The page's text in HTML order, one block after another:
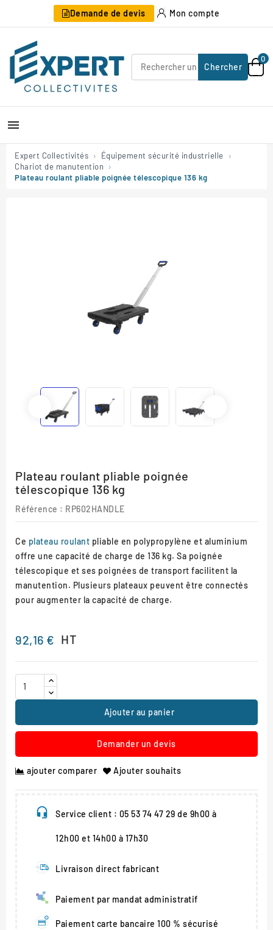
Demande de devis Mon compte
Chercher
0

Expert Collectivités
Équipement sécurité industrielle
Chariot de manutention
Plateau roulant pliable poignée télescopique 136 kg
Plateau roulant pliable poignée
télescopique 136 kg
Référence : RP602HANDLE
Ce plateau roulant pliable en polypropylène et aluminium
offre une capacité de charge de 136 kg. Sa poignée
télescopique et ses poignées de transport facilitent la
manutention. Plusieurs plateaux peuvent être connectés
pour augmenter la capacité de charge.
92,16 € HT
Ajouter au panier
Demander un devis
ajouter comparer Ajouter souhaits
Service client : 05 53 74 47 29 de 9h00 à
12h00 et 14h00 à 17h30
Livraison direct fabricant
Paiement par mandat administratif
Paiement carte bancaire 100 % sécurisé